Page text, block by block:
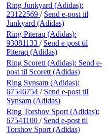
Ring Junkyard (Adidas):
23122569 / Send e-post til
Junkyard (Adidas)
Ring Piteraq (Adidas):
93081133 / Send e-post til
Piteraq (Adidas)
Ring Scorett (Adidas): Send e-
post til Scorett (Adidas)
Ring Synsam (Adidas):
67546754 / Send e-post til
Synsam (Adidas)
Ring Torshov Sport (Adidas):
67541100 / Send e-post til
Torshov Sport (Adidas)